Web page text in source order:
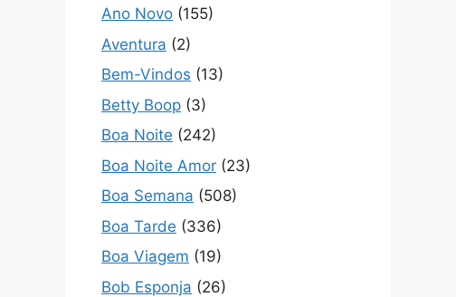
Ano Novo (155)
Aventura (2)
Bem-Vindos (13)
Betty Boop (3)
Boa Noite (242)
Boa Noite Amor (23)
Boa Semana (508)
Boa Tarde (336)
Boa Viagem (19)
Bob Esponja (26)